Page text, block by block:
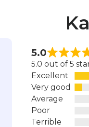
5.0
5.0 out of 5
Excellent
Very good
Average
Poor
Terrible